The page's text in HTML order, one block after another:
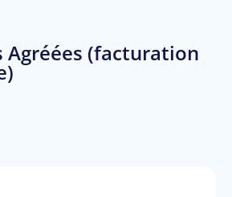
Agréées (facturation